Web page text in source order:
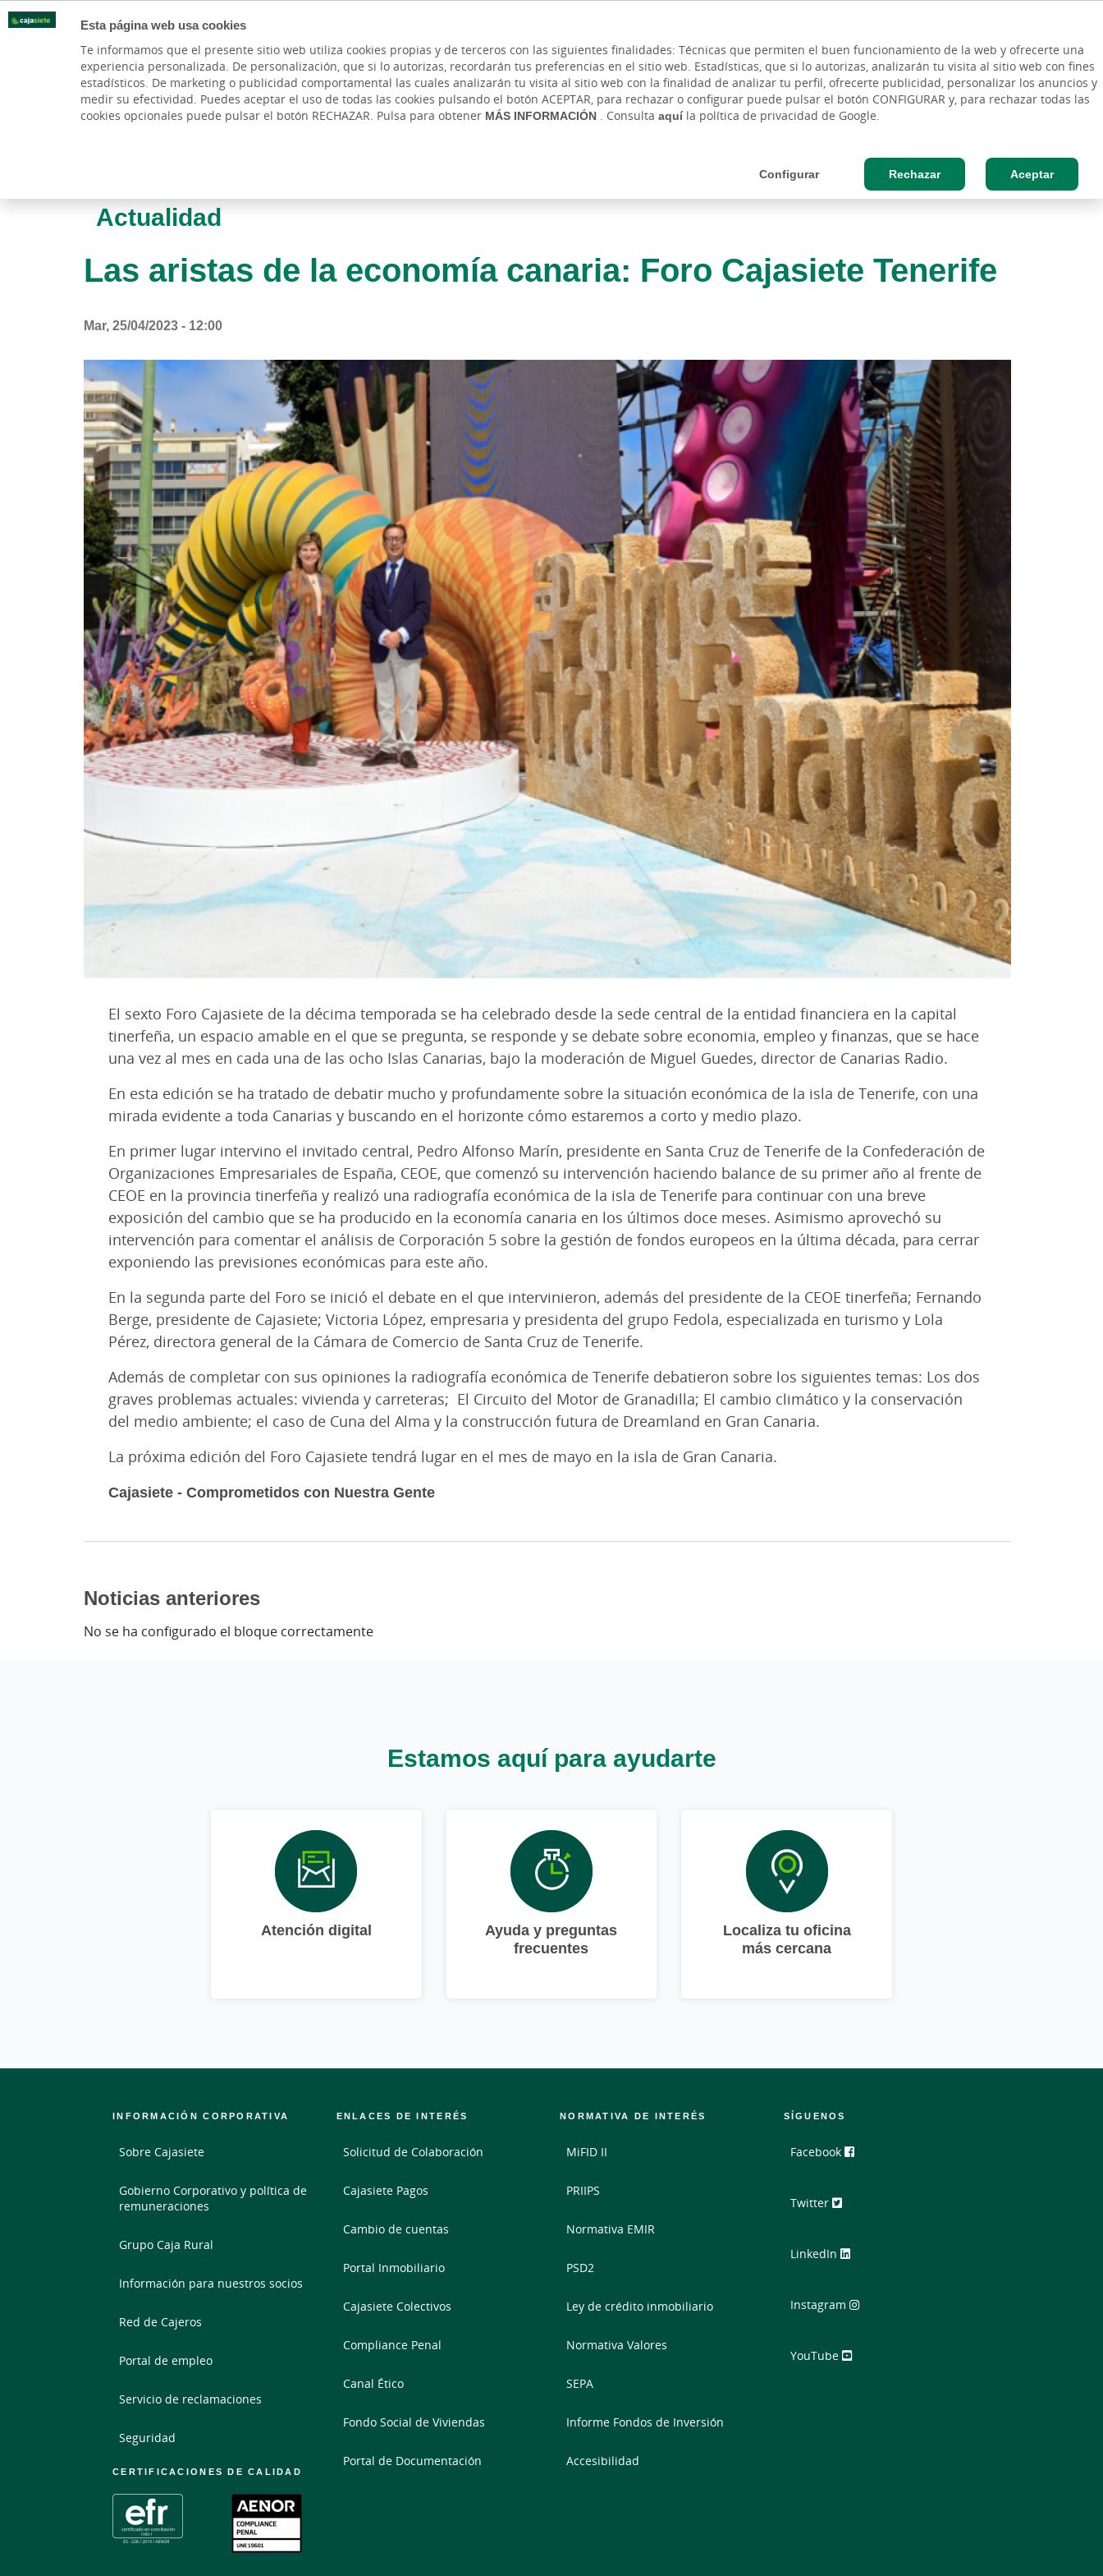
Esta página web usa cookies
Te informamos que el presente sitio web utiliza cookies propias y de terceros con las siguientes finalidades: Técnicas que permiten el buen funcionamiento de la web y ofrecerte una
experiencia personalizada. De personalización, que si lo autorizas, recordarán tus preferencias en el sitio web. Estadísticas, que si lo autorizas, analizarán tu visita al sitio web con fines
estadísticos. De marketing o publicidad comportamental las cuales analizarán tu visita al sitio web con la finalidad de analizar tu perfil, ofrecerte publicidad, personalizar los anuncios y
medir su efectividad. Puedes aceptar el uso de todas las cookies pulsando el botón ACEPTAR, para rechazar o configurar puede pulsar el botón CONFIGURAR y, para rechazar todas las
cookies opcionales puede pulsar el botón RECHAZAR. Pulsa para obtener MÁS INFORMACIÓN. Consulta aquíla política de privacidad de Google.
Configurar Rechazar Aceptar
DE
PARTICULARES BANCA PRIVADA AUTÓNOMOS Y EMPRENDEDORES EMPRESAS AGRO
Actualidad
Las aristas de la economía canaria: Foro Cajasiete Tenerife
Mar, 25/04/2023 - 12:00
El sexto Foro Cajasiete de la décima temporada se ha celebrado desde la sede central de la entidad financiera en la capital
tinerfeña, un espacio amable en el que se pregunta, se responde y se debate sobre economia, empleo y finanzas, que se hace
una vez al mes en cada una de las ocho Islas Canarias, bajo la moderación de Miguel Guedes, director de Canarias Radio.
En esta edición se ha tratado de debatir mucho y profundamente sobre la situación económica de la isla de Tenerife, con una
mirada evidente a toda Canarias y buscando en el horizonte cómo estaremos a corto y medio plazo.
En primer lugar intervino el invitado central, Pedro Alfonso Marín, presidente en Santa Cruz de Tenerife de la Confederación de
Organizaciones Empresariales de España, CEOE, que comenzó su intervención haciendo balance de su primer año al frente de
CEOE en la provincia tinerfeña y realizó una radiografía económica de la isla de Tenerife para continuar con una breve
exposición del cambio que se ha producido en la economía canaria en los últimos doce meses. Asimismo aprovechó su
intervención para comentar el análisis de Corporación 5 sobre la gestión de fondos europeos en la última década, para cerrar
exponiendo las previsiones económicas para este año.
En la segunda parte del Foro se inició el debate en el que intervinieron, además del presidente de la CEOE tinerfeña; Fernando
Berge, presidente de Cajasiete; Victoria López, empresaria y presidenta del grupo Fedola, especializada en turismo y Lola
Pérez, directora general de la Cámara de Comercio de Santa Cruz de Tenerife.
Además de completar con sus opiniones la radiografía económica de Tenerife debatieron sobre los siguientes temas: Los dos
graves problemas actuales: vivienda y carreteras; El Circuito del Motor de Granadilla; El cambio climático y la conservación
del medio ambiente; el caso de Cuna del Alma y la construcción futura de Dreamland en Gran Canaria.
La próxima edición del Foro Cajasiete tendrá lugar en el mes de mayo en la isla de Gran Canaria.
Cajasiete - Comprometidos con Nuestra Gente
Noticias anteriores
No se ha configurado el bloque correctamente
Estamos aquí para ayudarte
Atención digital
Ayuda y preguntas
frecuentes
Localiza tu oficina
más cercana
INFORMACIÓN CORPORATIVA
Sobre Cajasiete
Gobierno Corporativo y política de
remuneraciones
Grupo Caja Rural
Información para nuestros socios
Red de Cajeros
Portal de empleo
Servicio de reclamaciones
Seguridad
CERTIFICACIONES DE CALIDAD
ENLACES DE INTERÉS
Solicitud de Colaboración
Cajasiete Pagos
Cambio de cuentas
Portal Inmobiliario
Cajasiete Colectivos
Compliance Penal
Canal Ético
Fondo Social de Viviendas
Portal de Documentación
NORMATIVA DE INTERÉS
MiFID II
PRIIPS
Normativa EMIR
PSD2
Ley de crédito inmobiliario
Normativa Valores
SEPA
Informe Fondos de Inversión
Accesibilidad
SÍGUENOS
Facebook
Twitter
LinkedIn
Instagram
YouTube